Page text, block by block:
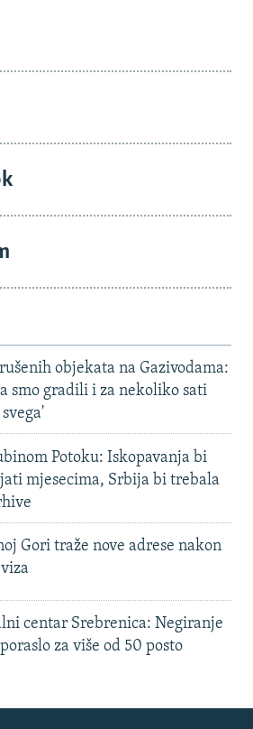
objekata na Gazivodama:
smo gradili i za nekoliko sati
Potoku: Iskopavanja bi
mjesecima, Srbija bi trebala
Gori traže nove adrese nakon
centar Srebrenica: Negiranje
za više od 50 posto